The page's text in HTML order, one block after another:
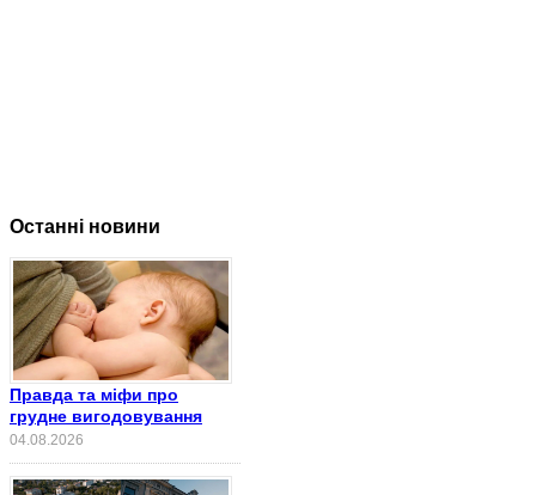
Останні новини
Правда та міфи про
грудне вигодовування
04.08.2026